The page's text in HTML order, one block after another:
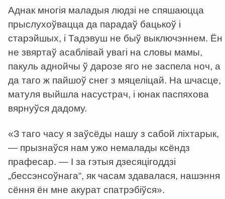
Аднак многія маладыя людзі не спяшаюцца
прыслухоўвацца да парадаў бацькоў і
старэйшых, і Тадэвуш не быў выключэннем. Ён
не звяртаў асаблівай увагі на словы мамы,
пакуль аднойчы ў дарозе яго не заспела ноч, а
да таго ж пайшоў снег з мяцеліцай. На шчасце,
матуля выйшла насустрач, і юнак паспяхова
вярнуўся дадому.
«З таго часу я заўсёды нашу з сабой ліхтарык,
— прызнаўся нам ужо немалады ксёндз
прафесар. — І за гэтыя дзесяцігоддзі
„бессэнсоўнага“, як часам здавалася, нашэння
сёння ён мне акурат спатрэбіўся».